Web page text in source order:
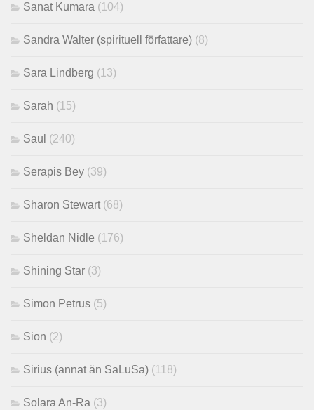
Sanat Kumara (104)
Sandra Walter (spirituell författare) (8)
Sara Lindberg (13)
Sarah (15)
Saul (240)
Serapis Bey (39)
Sharon Stewart(68)
Sheldan Nidle (176)
Shining Star (3)
Simon Petrus (5)
Sion (2)
Sirius (annat än SaLuSa) (118)
Solara An-Ra (3)